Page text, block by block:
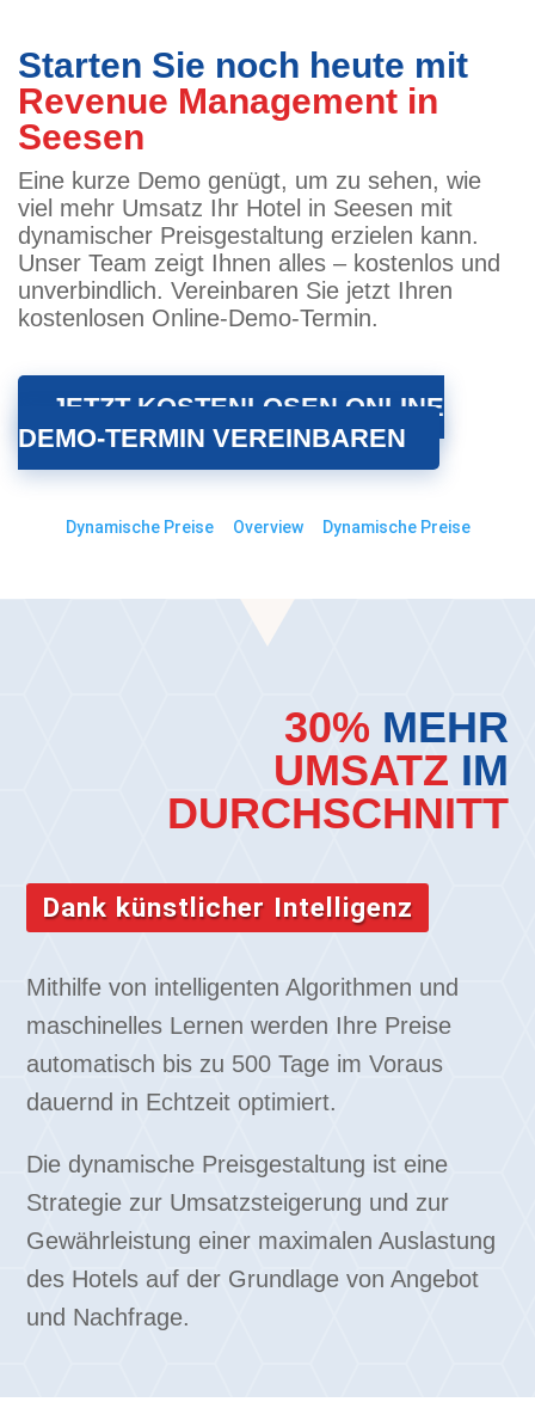
Starten Sie noch heute mit
Revenue Management in
Seesen
Eine kurze Demo genügt, um zu sehen, wie
viel mehr Umsatz Ihr Hotel in Seesen mit
dynamischer Preisgestaltung erzielen kann.
Unser Team zeigt Ihnen alles – kostenlos und
unverbindlich. Vereinbaren Sie jetzt Ihren
kostenlosen Online-Demo-Termin.
JETZT KOSTENLOSEN ONLINE
DEMO-TERMIN VEREINBAREN
Dynamische Preise Overview Dynamische Preise
30% MEHR
UMSATZ IM
DURCHSCHNITT
Dank künstlicher Intelligenz
Mithilfe von intelligenten Algorithmen und
maschinelles Lernen werden Ihre Preise
automatisch bis zu 500 Tage im Voraus
dauernd in Echtzeit optimiert.
Die dynamische Preisgestaltung ist eine
Strategie zur Umsatzsteigerung und zur
Gewährleistung einer maximalen Auslastung
des Hotels auf der Grundlage von Angebot
und Nachfrage.